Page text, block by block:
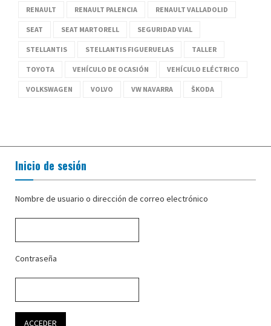
RENAULT RENAULT PALENCIA RENAULT VALLADOLID
SEAT SEAT MARTORELL SEGURIDAD VIAL
STELLANTIS STELLANTIS FIGUERUELAS TALLER
TOYOTA VEHÍCULO DE OCASIÓN VEHÍCULO ELÉCTRICO
VOLKSWAGEN VOLVO VW NAVARRA ŠKODA
Inicio de sesión
Nombre de usuario o dirección de correo electrónico
Contraseña